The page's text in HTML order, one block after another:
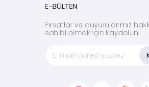
E-BÜLTEN
Fırsatlar ve duyurularımız
sahibi olmak için kaydolun!